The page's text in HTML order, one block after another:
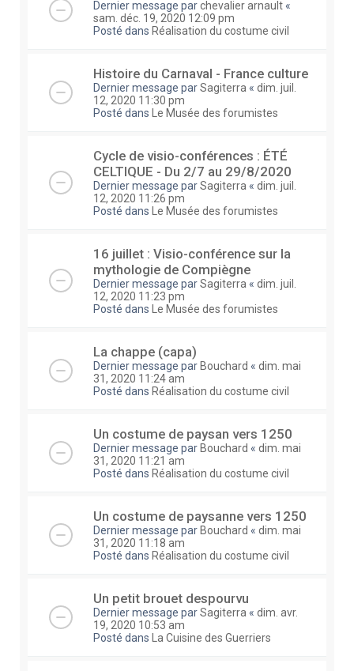
Dernier message parchevalier arnault «
sam. déc. 19, 2020 12:09 pm
Posté dans Réalisation du costume civil
Histoire du Carnaval - France culture
Dernier message parSagiterra « dim. juil.
12, 2020 11:30 pm
Posté dans
Le Musée des forumistes
Cycle de visio-conférences : ÉTÉ
CELTIQUE - Du 2/7 au 29/8/2020
Dernier message parSagiterra « dim. juil.
12, 2020 11:26 pm
Posté dans
Le Musée des forumistes
16 juillet : Visio-conférence sur la
mythologie de Compiègne
Dernier message parSagiterra « dim. juil.
12, 2020 11:23 pm
Posté dans
Le Musée des forumistes
La chappe (capa)
Dernier message par Bouchard « dim. mai
31, 2020 11:24 am
Posté dans Réalisation du costume civil
Un costume de paysan vers 1250
Dernier message par Bouchard « dim. mai
31, 2020 11:21 am
Posté dans Réalisation du costume civil
Un costume de paysanne vers 1250
Dernier message par Bouchard « dim. mai
31, 2020 11:18 am
Posté dans Réalisation du costume civil
Un petit brouet despourvu
Dernier message parSagiterra « dim. avr.
19, 2020 10:53 am
Posté dans
La Cuisine des Guerriers